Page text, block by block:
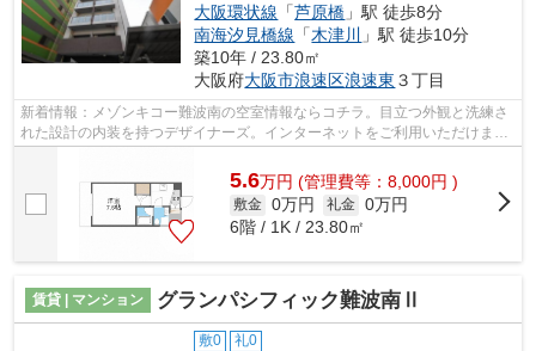
大阪環状線 「芦原橋 」駅 徒歩8分
南海汐見橋線 「木津川
」駅 徒歩10分
築10年 / 23.80㎡
大阪府大阪市浪速区浪速東 ３丁目
新着情報：メゾンキコー難波南の空室情報ならコチラ。目立つ外観と洗練さ
れた設計の内装を持つデザイナーズ。インターネットをご利用いただけま
す。徒歩5分に駅がある物件です。できる...
5.6万円 (管理費等：8,000円 )
敷金 0万円 礼金 0万円
6階 / 1K / 23.80㎡
賃貸 | マンション グランパシフィック難波南Ⅱ
敷0 礼0